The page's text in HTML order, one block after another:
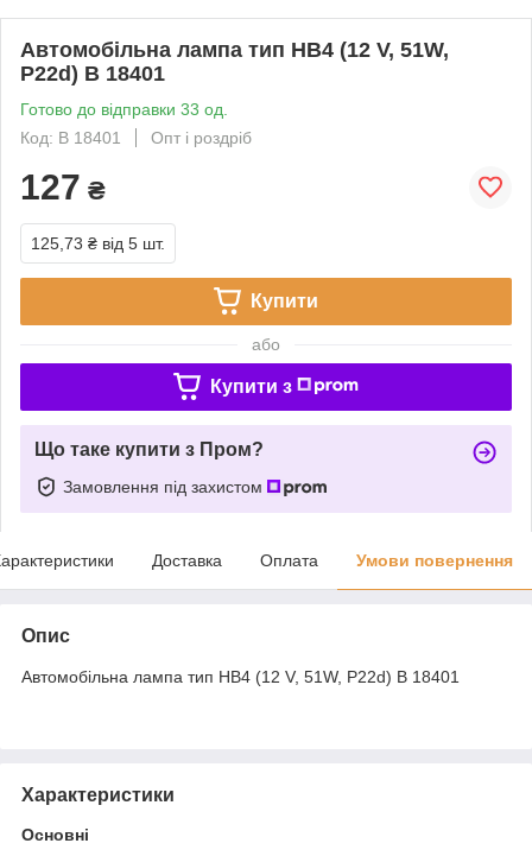
Автомобільна лампа тип HB4 (12 V, 51W,
P22d) B 18401
Готово до відправки 33 од.
Код: B 18401
Опт і роздріб
127 ₴
125,73 ₴ від 5 шт.
Купити
або
Купити з
Що таке купити з Пром?
Замовлення під захистом
Доставка Оплата Умови повернення
Опис
Автомобільна лампа тип HB4 (12 V, 51W, P22d) B 18401
Характеристики
Основні